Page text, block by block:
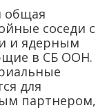
общая
соседи с
и ядерным
в СБ ООН.
для
партнером,